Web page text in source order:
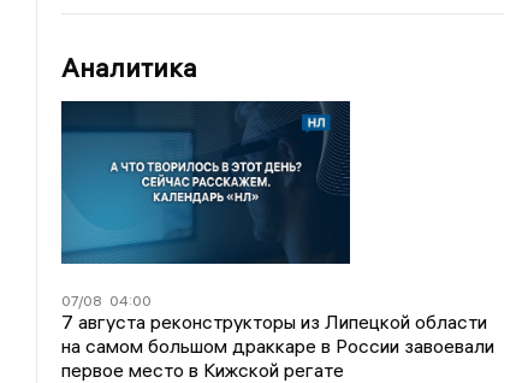
Аналитика
07/08 04:00
7 августа реконструкторы из Липецкой области
на самом большом драккаре в России завоевали
первое место в Кижской регате